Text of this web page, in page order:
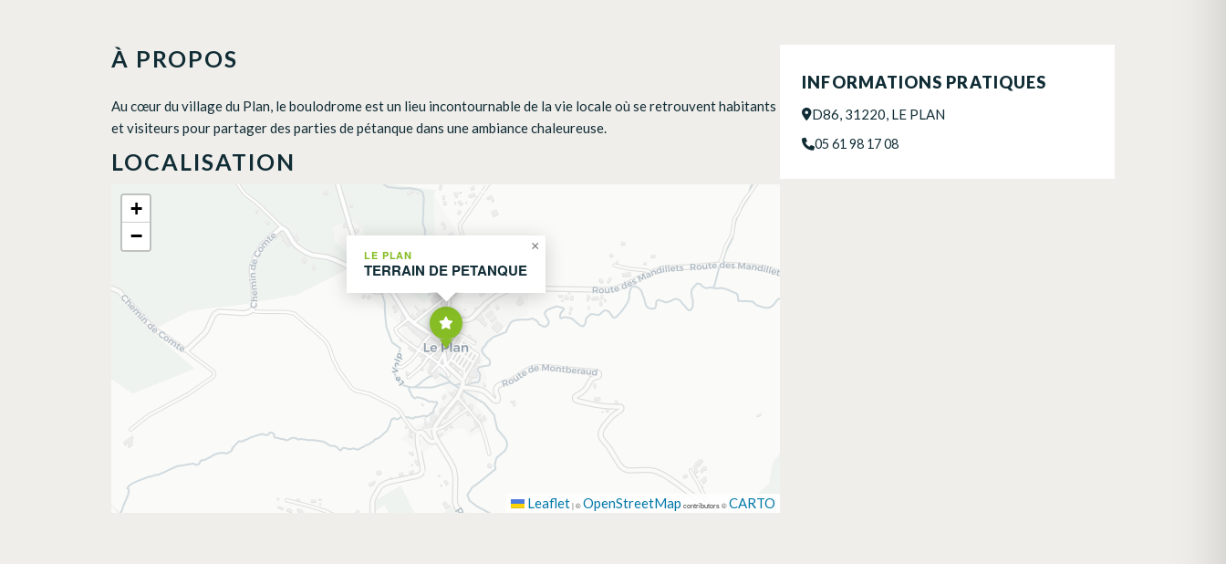
À PROPOS
Au cœur du village du Plan, le boulodrome est un lieu incontournable de la vie locale où se retrouvent habitants
et visiteurs pour partager des parties de pétanque dans une ambiance chaleureuse.
LOCALISATION
LE PLAN
TERRAIN DE PETANQUE
×
+
−
Leaflet |©OpenStreetMap contributors ©CARTO
INFORMATIONS PRATIQUES
D86, 31220, LE PLAN
05 61 98 17 08